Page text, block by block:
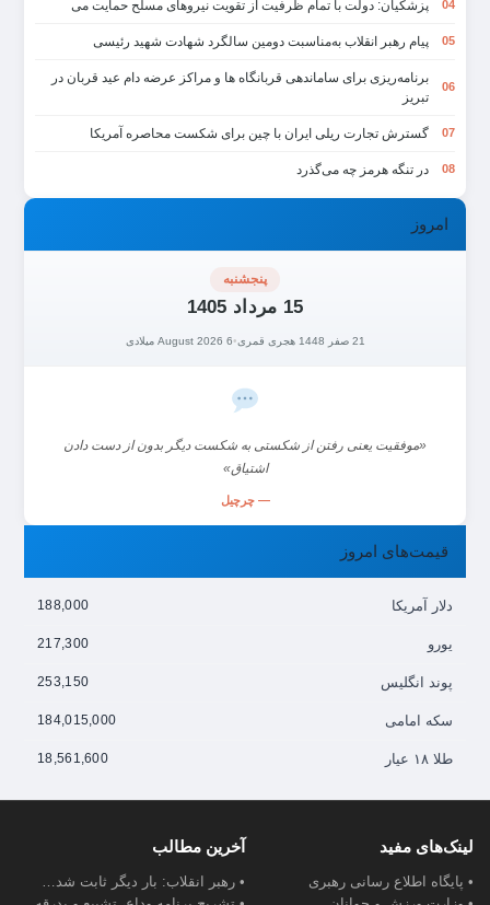
04 پزشکیان: دولت با تمام ظرفیت از تقویت نیروهای مسلح حمایت می
05 پیام رهبر انقلاب به‌مناسبت دومین سالگرد شهادت شهید رئیسی
06
برنامه‌ریزی برای ساماندهی قربانگاه ها و مراکز عرضه دام عید قربان در
تبریز
07 گسترش تجارت ریلی ایران با چین برای شکست محاصره آمریکا
08 در تنگه هرمز چه می‌گذرد
امروز
پنجشنبه
15 مرداد 1405
21 صفر 1448 هجری قمری •6 August 2026 میلادی
«موفقیت یعنی رفتن از شکستی به شکست دیگر بدون از دست دادن
اشتیاق»
— چرچیل
قیمت‌های امروز
دلار آمریکا 188,000
یورو 217,300
پوند انگلیس 253,150
سکه امامی 184,015,000
طلا ۱۸ عیار 18,561,600
لینک‌های مفید
• پایگاه اطلاع رسانی رهبری
آخرین مطالب
• رهبر انقلاب: بار دیگر ثابت شد…